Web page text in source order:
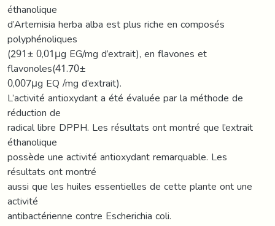
éthanolique
d’Artemisia herba alba est plus riche en composés
polyphénoliques
(291± 0,01μg EG/mg d’extrait), en flavones et
flavonoles(41.70±
0,007μg EQ /mg d’extrait).
L’activité antioxydant a été évaluée par la méthode de
réduction de
radical libre DPPH. Les résultats ont montré que l’extrait
éthanolique
possède une activité antioxydant remarquable. Les
résultats ont montré
aussi que les huiles essentielles de cette plante ont une
activité
antibactérienne contre Escherichia coli.